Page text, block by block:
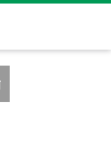
contra el